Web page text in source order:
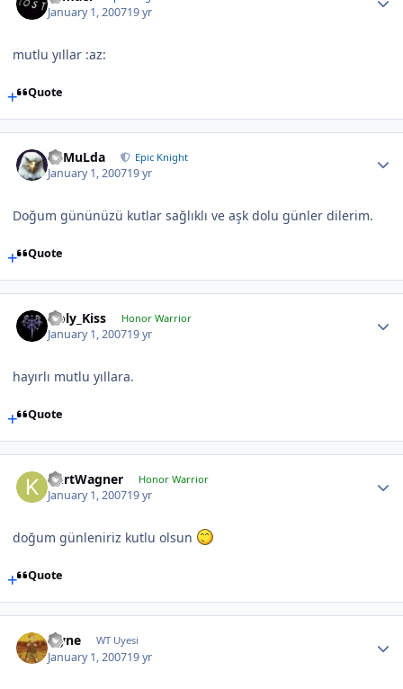
January 1, 200719 yr
mutlu yıllar :az:
Quote
RaMuLda Epic Knight
January 1, 200719 yr
Doğum gününüzü kutlar sağlıklı ve aşk dolu günler dilerim.
Quote
Holy_Kiss Honor Warrior
January 1, 200719 yr
hayırlı mutlu yıllara.
Quote
KurtWagner Honor Warrior
January 1, 200719 yr
doğum günleniriz kutlu olsun
Quote
layne WT Uyesi
January 1, 200719 yr